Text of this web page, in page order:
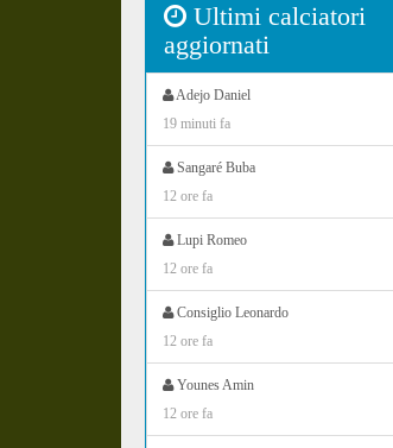
Ultimi calciatori
aggiornati
Adejo Daniel
19 minuti fa
Sangaré Buba
12 ore fa
Lupi Romeo
12 ore fa
Consiglio Leonardo
12 ore fa
Younes Amin
12 ore fa